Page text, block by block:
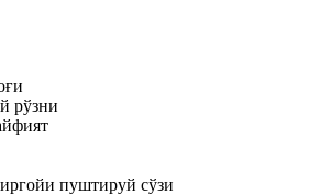
рўзни
пуштируй сўзи